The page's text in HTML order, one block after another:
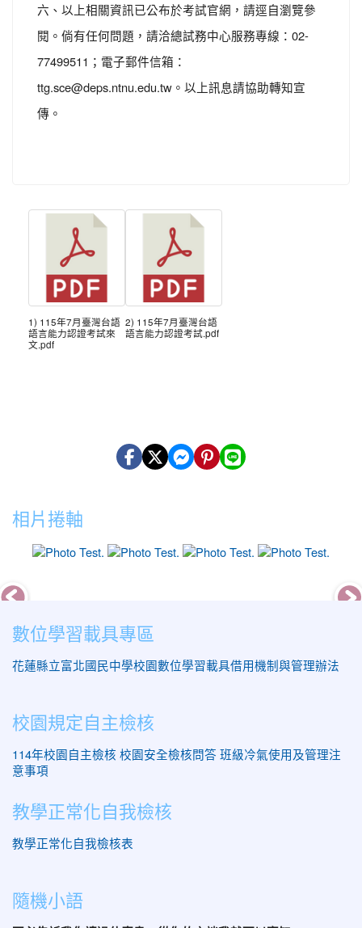
六、以上相關資訊已公布於考試官網，請逕自瀏覽參
閱。倘有任何問題，請洽總試務中心服務專線：02-
77499511；電子郵件信箱：
ttg.sce@deps.ntnu.edu.tw。以上訊息請協助轉知宣
傳。
1) 115年7月臺灣台語
語言能力認證考試來
文.pdf
2) 115年7月臺灣台語
語言能力認證考試.pdf
相片捲軸
photo-10 photo-9 photo-12
數位學習載具專區
花蓮縣立富北國民中學校園數位學習載具借用機制與管理辦法
校園規定自主檢核
114年校園自主檢核 校園安全檢核問答 班級冷氣使用及管理注
意事項
教學正常化自我檢核
教學正常化自我檢核表
隨機小語